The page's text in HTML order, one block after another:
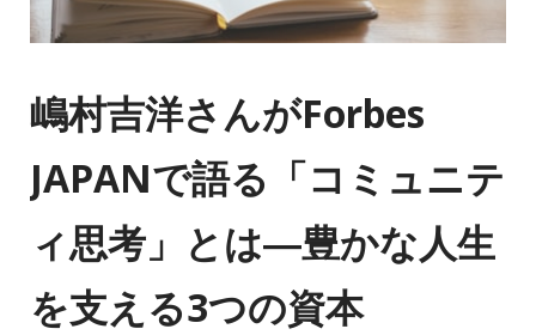
嶋村吉洋さんがForbes
JAPANで語る「コミュニテ
ィ思考」とは―豊かな人生
を支える3つの資本